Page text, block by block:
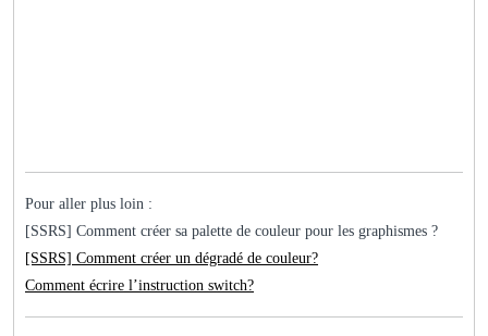
Pour aller plus loin :
[SSRS] Comment créer sa palette de couleur pour les graphismes ?
[SSRS] Comment créer un dégradé de couleur?
Comment écrire l’instruction switch?